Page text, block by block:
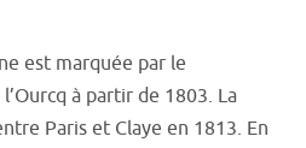
est marquée par le
à partir de 1803. La
Paris et Claye en 1813. En